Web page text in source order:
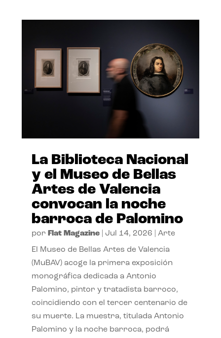
La Biblioteca Nacional
y el Museo de Bellas
Artes de Valencia
convocan la noche
barroca de Palomino
por Flat Magazine| Jul 14, 2026 Arte
El Museo de Bellas Artes de Valencia
(MuBAV) acoge la primera exposición
monográfica dedicada a Antonio
Palomino, pintor y tratadista barroco,
coincidiendo con el tercer centenario de
su muerte. La muestra, titulada Antonio
Palomino y la noche barroca, podrá